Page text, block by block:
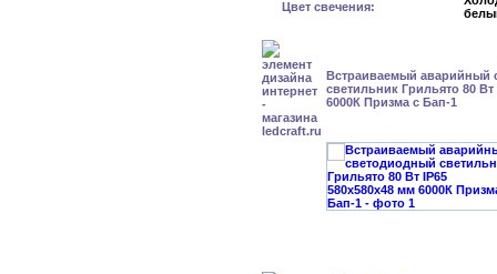
Цвет свечения:
Встраиваемый аварийный
светильник Грильято 80 Вт
6000К Призма с Бап-1